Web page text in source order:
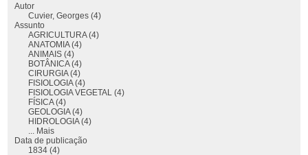
Autor
Cuvier, Georges (4)
Assunto
AGRICULTURA (4)
ANATOMIA (4)
ANIMAIS (4)
BOTÂNICA (4)
CIRURGIA (4)
FISIOLOGIA (4)
FISIOLOGIA VEGETAL (4)
FÍSICA (4)
GEOLOGIA (4)
HIDROLOGIA (4)
... Mais
Data de publicação
1834 (4)